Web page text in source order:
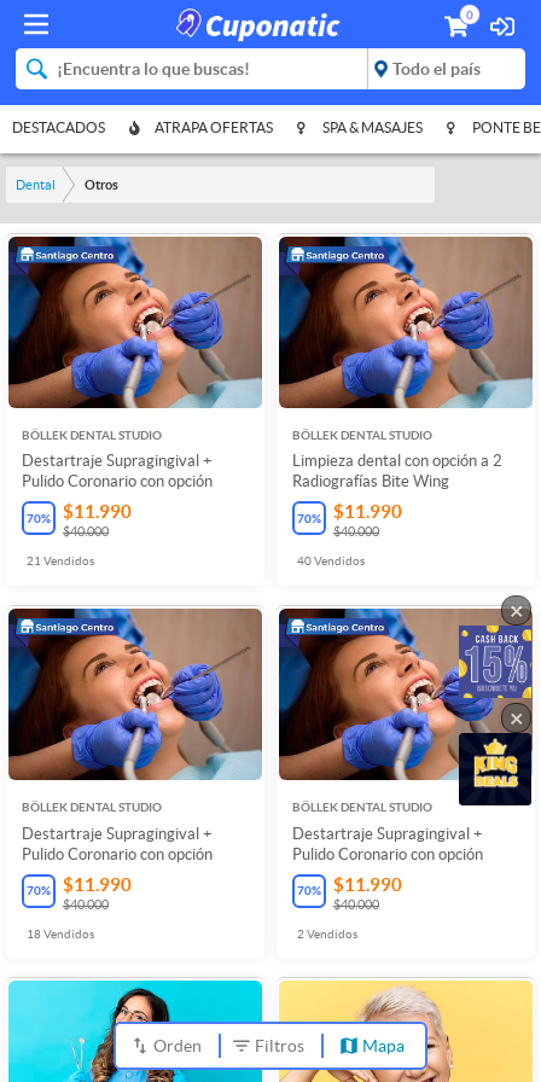
0
DESTACADOS ATRAPA OFERTAS SPA & MASAJES PONTE
Dental Otros
BÖLLEK DENTAL STUDIO
Destartraje Supragingival +
Pulido Coronario con opción
70% $11.990
$40.000
21 Vendidos
BÖLLEK DENTAL STUDIO
Limpieza dental con opción a 2
Radiografías Bite Wing
70% $11.990
$40.000
40Vendidos
BÖLLEK DENTAL STUDIO
Destartraje Supragingival +
Pulido Coronario con opción
70% $11.990
$40.000
18Vendidos
BÖLLEK DENTAL STUDIO
Destartraje Supragingival +
Pulido Coronario con opción
70% $11.990
$40.000
2 Vendidos
Orden Filtros Mapa
×
×